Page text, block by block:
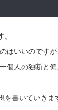
いいのですが
一個人の独断と
を書いていきま